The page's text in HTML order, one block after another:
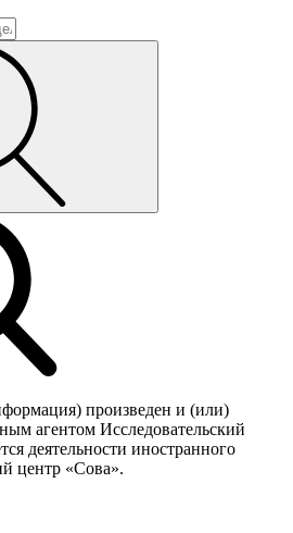
произведен и (или)
агентом Исследовательский
деятельности иностранного
центр «Сова».